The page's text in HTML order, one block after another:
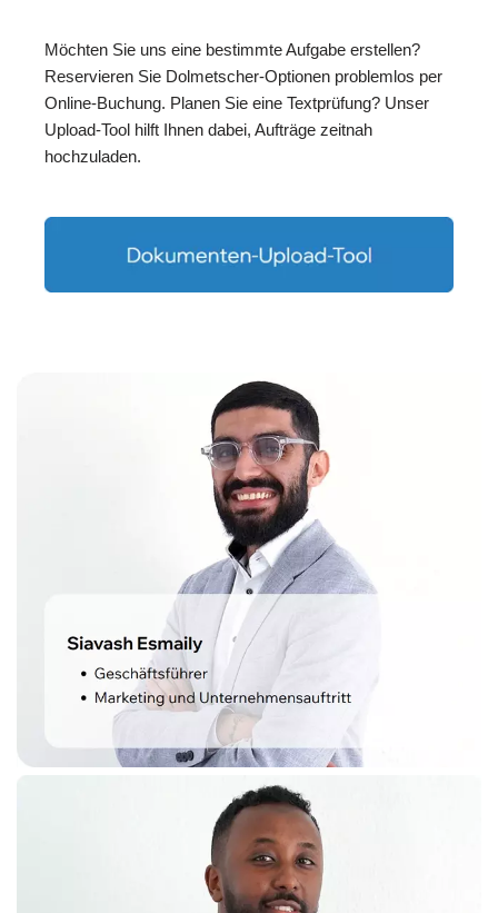
Möchten Sie uns eine bestimmte Aufgabe erstellen?
Reservieren Sie Dolmetscher-Optionen problemlos per
Online-Buchung. Planen Sie eine Textprüfung? Unser
Upload-Tool hilft Ihnen dabei, Aufträge zeitnah
hochzuladen.